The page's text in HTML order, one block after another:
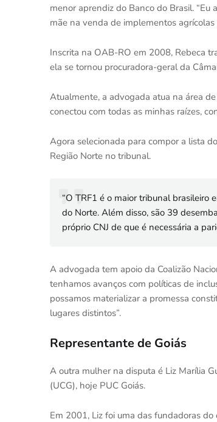
menor aprendiz do Banco do Brasil.
mãe na venda de implementos
Inscrita na OAB-RO em 2008, Rebeca
ela se tornou procuradora-geral da
Atualmente, a advogada atua na área
conectou com todas as minhas raízes,
Agora selecionada para compor a lista
Região Norte no tribunal.
“O TRF1 é o maior tribunal brasileiro
do Norte. Além disso, são 39
próprio CNJ de que é necessária a
A advogada tem apoio da Coalizão
tenhamos avanços com políticas de
possamos materializar a promessa
lugares distintos”.
Representante de Goiás
A outra mulher na disputa é Liz Marília
(UCG), hoje PUC Goiás.
Em 2001, Liz foi uma das fundadoras